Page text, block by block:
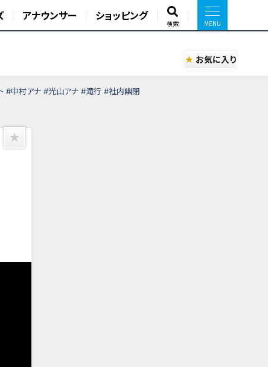
アナウンサー ショッピング
検索
お気に入り
#中村アナ #光山アナ #滝行 #社内幽閉